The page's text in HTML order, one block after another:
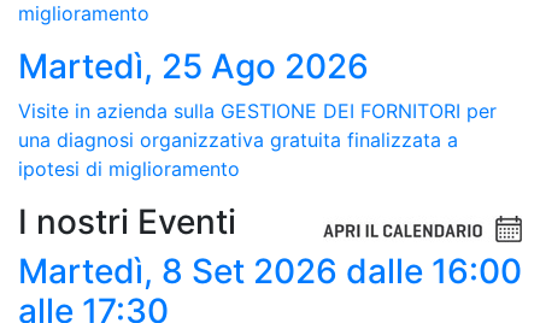
miglioramento
Martedì, 25 Ago 2026
Visite in azienda sulla GESTIONE DEI FORNITORI per
una diagnosi organizzativa gratuita finalizzata a
ipotesi di miglioramento
I nostri Eventi
Martedì, 8 Set 2026 dalle 16:00
alle 17:30